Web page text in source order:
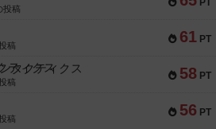
PT
投稿
61 PT
稿
58 PT
タクティクス
稿
56 PT
稿